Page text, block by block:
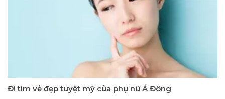
Đi tìm vẻ đẹp tuyệt mỹ của phụ nữ Á Đông